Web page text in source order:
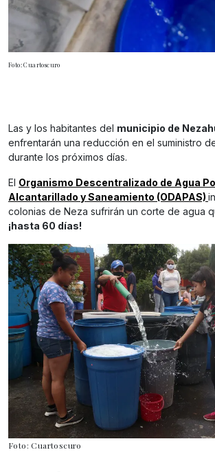
Foto: Cuartoscuro
Las y los habitantes del municipio de
enfrentarán una reducción en el suministro
durante los próximos días.
El Organismo Descentralizado de Agua
Alcantarillado y Saneamiento (ODAPAS)
colonias de Neza sufrirán un corte de agua
¡hasta 60 días!
Foto: Cuartoscuro